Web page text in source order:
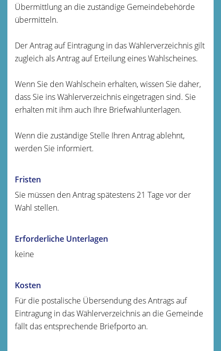
Übermittlung an die zuständige Gemeindebehörde
übermitteln.
Der Antrag auf Eintragung in das Wählerverzeichnis gilt
zugleich als Antrag auf Erteilung eines Wahlscheines.
Wenn Sie den Wahlschein erhalten, wissen Sie daher,
dass Sie ins Wählerverzeichnis eingetragen sind. Sie
erhalten mit ihm auch Ihre Briefwahlunterlagen.
Wenn die zuständige Stelle Ihren Antrag ablehnt,
werden Sie informiert.
Fristen
Sie müssen den Antrag spätestens 21 Tage vor der
Wahl stellen.
Erforderliche Unterlagen
keine
Kosten
Für die postalische Übersendung des Antrags auf
Eintragung in das Wählerverzeichnis an die Gemeinde
fällt das entsprechende Briefporto an.